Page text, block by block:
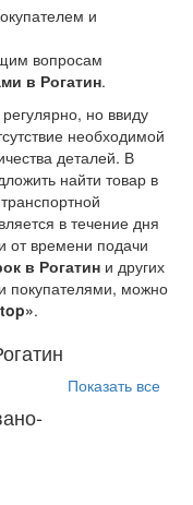
и
вопросам
в Рогатин.
но ввиду
необходимой
деталей. В
найти товар в
в течение дня
от времени подачи
в Рогатин и других
покупателями, можно
.
Показать все